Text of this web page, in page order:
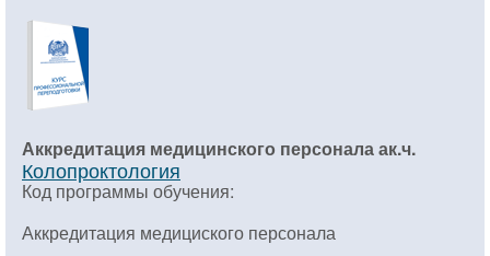
Аккредитация медицинского персонала ак.ч.
Колопроктология
Код программы обучения:
Аккредитация медициского персонала